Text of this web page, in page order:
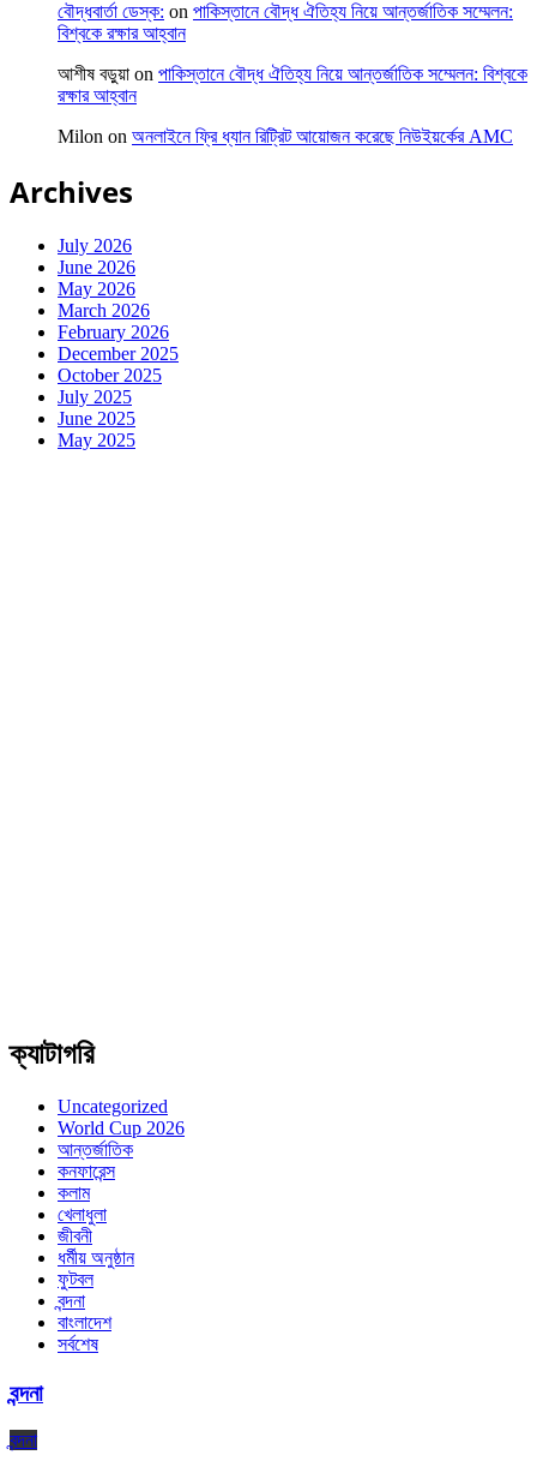
বৌদ্ধবার্তা ডেস্ক: on পাকিস্তানে বৌদ্ধ ঐতিহ্য নিয়ে আন্তর্জাতিক সম্মেলন:
বিশ্বকে রক্ষার আহ্বান
আশীষ বড়ুয়া on পাকিস্তানে বৌদ্ধ ঐতিহ্য নিয়ে আন্তর্জাতিক সম্মেলন: বিশ্বকে
রক্ষার আহ্বান
Milon on অনলাইনে ফ্রি ধ্যান রিট্রিট আয়োজন করেছে নিউইয়র্কের AMC
Archives
July 2026
June 2026
May 2026
March 2026
February 2026
December 2025
October 2025
July 2025
June 2025
May 2025
ক্যাটাগরি
Uncategorized
World Cup 2026
আন্তর্জাতিক
কনফারেন্স
কলাম
খেলাধুলা
জীবনী
ধর্মীয় অনুষ্ঠান
ফুটবল
বন্দনা
বাংলাদেশ
সর্বশেষ
বন্দনা
বন্দনা